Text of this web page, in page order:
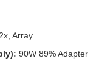
Array
90W 89% Adapter